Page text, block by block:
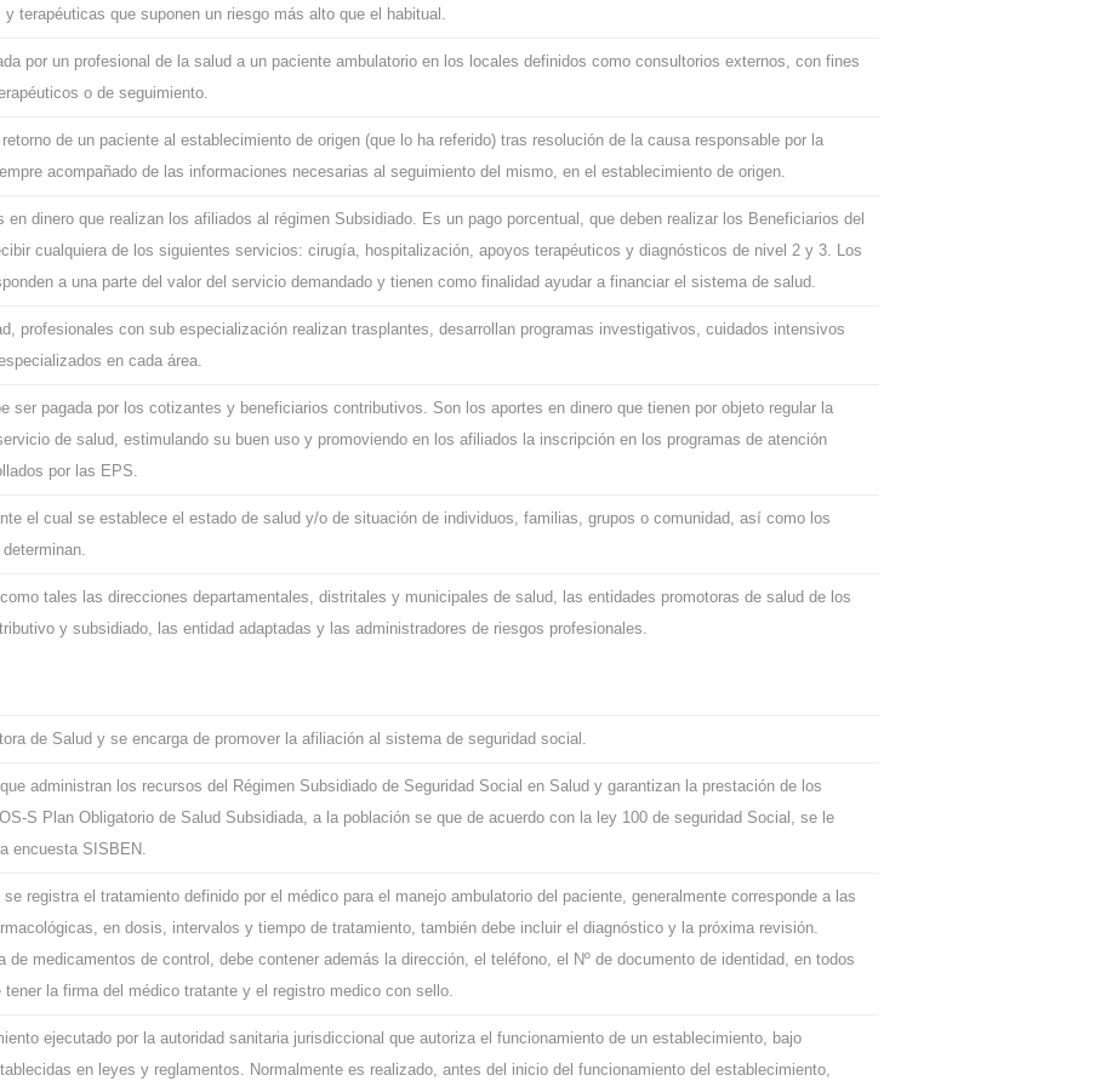
y terapéuticas que suponen un riesgo más alto que el habitual.
por un profesional de la salud a un paciente ambulatorio en los locales definidos como consultorios externos, con fines
o de seguimiento.
de un paciente al establecimiento de origen (que lo ha referido) tras resolución de la causa responsable por la
acompañado de las informaciones necesarias al seguimiento del mismo, en el establecimiento de origen.
en dinero que realizan los afiliados al régimen Subsidiado. Es un pago porcentual, que deben realizar los Beneficiarios del
cualquiera de los siguientes servicios: cirugía, hospitalización, apoyos terapéuticos y diagnósticos de nivel 2 y 3. Los
a una parte del valor del servicio demandado y tienen como finalidad ayudar a financiar el sistema de salud.
profesionales con sub especialización realizan trasplantes, desarrollan programas investigativos, cuidados intensivos
en cada área.
ser pagada por los cotizantes y beneficiarios contributivos. Son los aportes en dinero que tienen por objeto regular la
de salud, estimulando su buen uso y promoviendo en los afiliados la inscripción en los programas de atención
por las EPS.
el cual se establece el estado de salud y/o de situación de individuos, familias, grupos o comunidad, así como los
tales las direcciones departamentales, distritales y municipales de salud, las entidades promotoras de salud de los
y subsidiado, las entidad adaptadas y las administradores de riesgos profesionales.
de Salud y se encarga de promover la afiliación al sistema de seguridad social.
administran los recursos del Régimen Subsidiado de Seguridad Social en Salud y garantizan la prestación de los
S Plan Obligatorio de Salud Subsidiada, a la población se que de acuerdo con la ley 100 de seguridad Social, se le
encuesta SISBEN.
se registra el tratamiento definido por el médico para el manejo ambulatorio del paciente, generalmente corresponde a las
en dosis, intervalos y tiempo de tratamiento, también debe incluir el diagnóstico y la próxima revisión.
de medicamentos de control, debe contener además la dirección, el teléfono, el Nº de documento de identidad, en todos
tener la firma del médico tratante y el registro medico con sello.
ejecutado por la autoridad sanitaria jurisdiccional que autoriza el funcionamiento de un establecimiento, bajo
en leyes y reglamentos. Normalmente es realizado, antes del inicio del funcionamiento del establecimiento,